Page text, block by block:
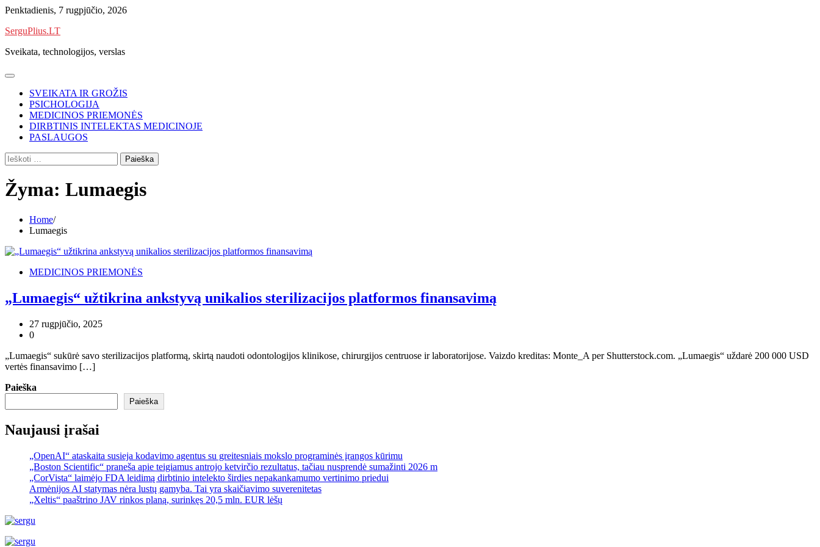
Skip
content
Penktadienis, 7 rugpjūčio, 2026
SerguPlius.LT
Sveikata, technologijos, verslas
SVEIKATA IR GROŽIS
PSICHOLOGIJA
MEDICINOS PRIEMONĖS
DIRBTINIS INTELEKTAS MEDICINOJE
PASLAUGOS
Ieškoti:
Žyma: Lumaegis
Home
Lumaegis
MEDICINOS PRIEMONĖS
„Lumaegis“ užtikrina ankstyvą unikalios sterilizacijos platformos finansavimą
27 rugpjūčio, 2025
0
„Lumaegis“ sukūrė savo sterilizacijos platformą, skirtą naudoti odontologijos klinikose, chirurgijos centruose ir laboratorijose. Vaizdo kreditas: Monte_A per Shutterstock.com. „Lumaegis“ uždarė 200 000 USD
vertės finansavimo […]
Paieška
Paieška
Naujausi įrašai
„OpenAI“ ataskaita susieja kodavimo agentus su greitesniais mokslo programinės įrangos kūrimu
„Boston Scientific“ praneša apie teigiamus antrojo ketvirčio rezultatus, tačiau nusprendė sumažinti 2026 m
„CorVista“ laimėjo FDA leidimą dirbtinio intelekto širdies nepakankamumo vertinimo priedui
Armėnijos AI statymas nėra lustų gamyba. Tai yra skaičiavimo suverenitetas
„Xeltis“ paaštrino JAV rinkos planą, surinkęs 20,5 mln. EUR lėšų